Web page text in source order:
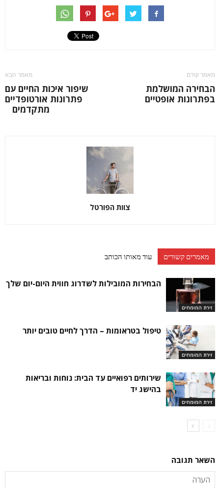
מאמר קודם
הבחירה המושלמת
בפתרונות אופטיים
מאמר הבא
שיפור איכות החיים עם
פתרונות אורטופדיים
מתקדמים
צוות הפורטל
מאמרים קשורים עוד מאותו הכותב
זירת המומחים
הבחירות המובילות לשדרוג חווית היום-יום שלך
זירת המומחים
טיפול בטראומות – הדרך לחיים טובים יותר
זירת המומחים
שירותים רפואיים עד הבית: נוחות ובריאות
בהישג יד
השאר תגובה